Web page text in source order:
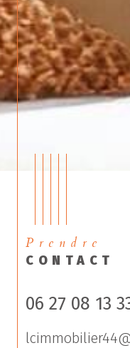
Prendre
CONTACT
06 27 08 13